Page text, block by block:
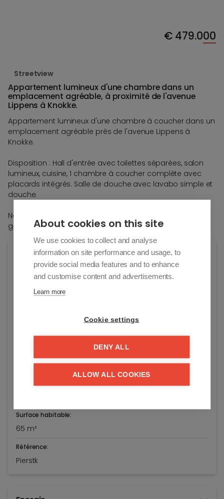
€479.000
Streetview
Appartement lumineux d'une chambre dans un
emplacement agréable, à proximité de l'avenue
Lippens à Knokke.
Appartement lumineux d'une chambre à coucher dans un
emplacement agréable près de l'avenue Lippens à
Knokke.
Disposition : Hall d'entrée avec toilettes séparées, salon
lumineux, cuisine, 1 chambre à coucher complète avec
placards intégrés. Salle de douche avec lavabo simple et
douche.
Nombreuses possibilités de location ou d'achat d'un
garage dans les environs.
Général
Adresse:
Piers De Raveschootlaan 125/12
Surface habitable:
65 m²
Référence:
Pierstk
About cookies on this site
We use cookies to collect and analyse
information on site performance and usage, to
provide social media features and to enhance
and customise content and advertisements.
Learn more
Cookie settings
DENY ALL
ALLOW ALL COOKIES